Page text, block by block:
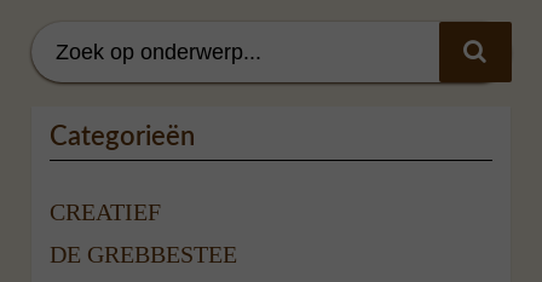
Categorieën
CREATIEF
DE GREBBESTEE